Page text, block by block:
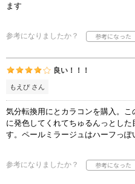
ます
参考になりましたか？
良い！！！
もえぴ さん
気分転換用にとカラコンを購入。
に発色してくれてちゅるんっとし
す。ペールミラージュはハーフっぽ
参考になりましたか？